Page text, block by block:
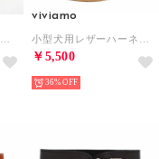
viviamo
￥5,500
36%